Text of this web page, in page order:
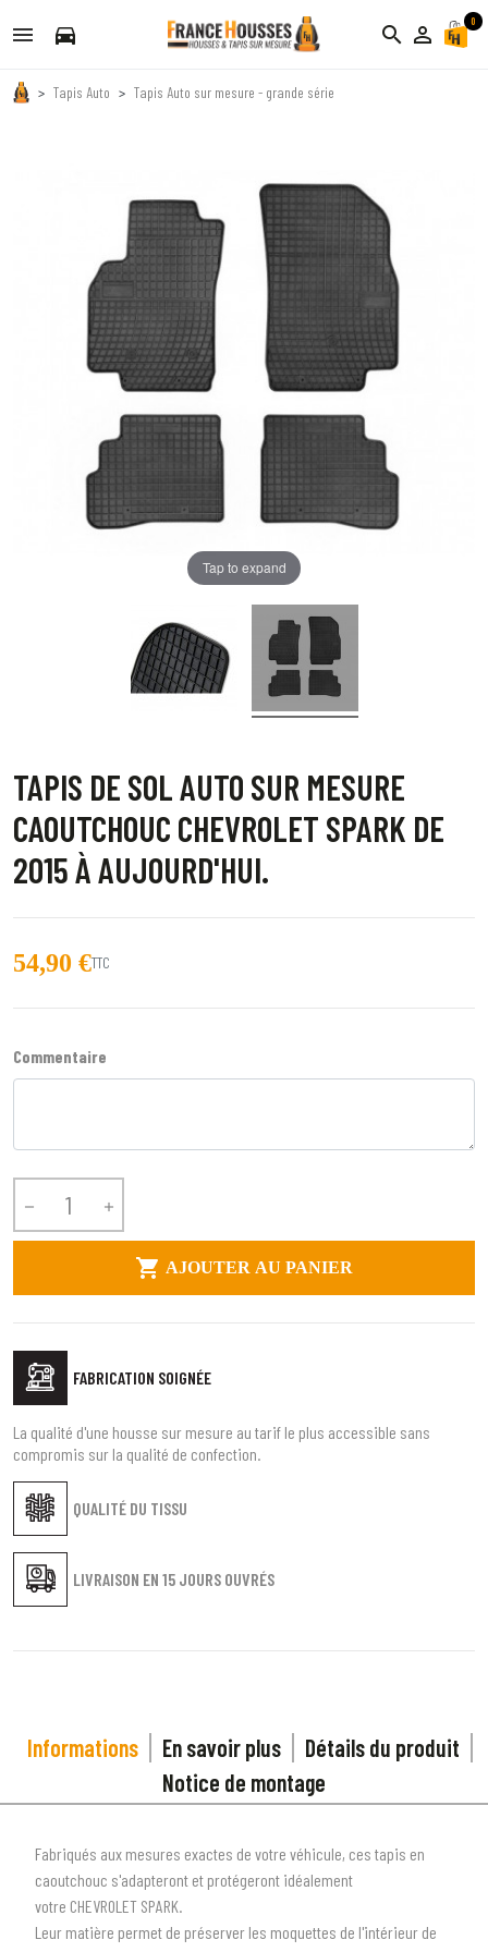
directions_car search person_outline
0
Tapis Auto Tapis Auto sur mesure - grande série
Tap to expand
TAPIS DE SOL AUTO SUR MESURE
CAOUTCHOUC CHEVROLET SPARK DE
2015 À AUJOURD'HUI.
54,90 €TTC
Commentaire
 
 AJOUTER AU PANIER
FABRICATION SOIGNÉE
QUALITÉ DU TISSU
LIVRAISON EN 15 JOURS OUVRÉS
La qualité d'une housse sur mesure au tarif le plus accessible sans
compromis sur la qualité de confection.
Informations En savoir plus
Détails du produit
Notice de montage
Fabriqués aux mesures exactes de votre véhicule, ces tapis en
caoutchouc s'adapteront et protégeront idéalement
votre CHEVROLET SPARK
Leur matière permet de préserver les moquettes de l'intérieur de